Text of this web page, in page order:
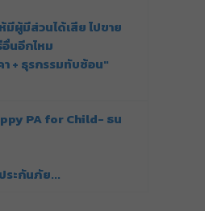
ผู้มีส่วนได้เสีย ไปขาย
นอีกไหม
+ ธุรกรรมทับซ้อน"
PA for Child- ธน
ระกันภัย...